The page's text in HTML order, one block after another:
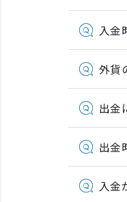
入金
外貨
出金
出金
入金